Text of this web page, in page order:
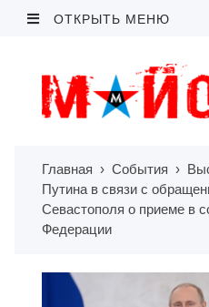
ОТКРЫТЬ МЕНЮ
Главная › События ›
Путина в связи с
Севастополя о приеме в
Федерации